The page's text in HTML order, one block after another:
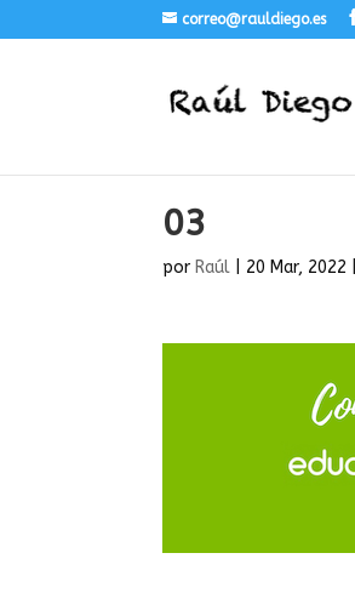
correo@rauldiego.es
03
por Raúl 20 Mar, 2022